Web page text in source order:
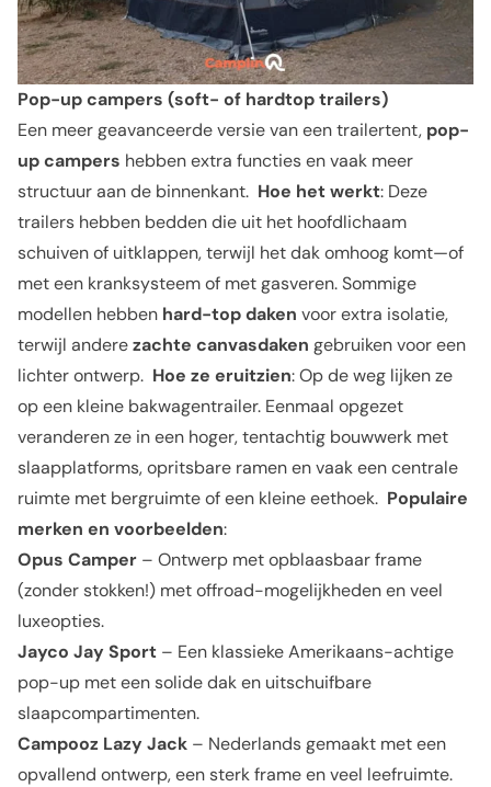
Pop-up campers (soft- of hardtop trailers)
Een meer geavanceerde versie van een trailertent, pop-
up campers hebben extra functies en vaak meer
structuur aan de binnenkant. Hoe het werkt: Deze
trailers hebben bedden die uit het hoofdlichaam
schuiven of uitklappen, terwijl het dak omhoog komt—of
met een kranksysteem of met gasveren. Sommige
modellen hebben hard-top daken voor extra isolatie,
terwijl anderezachte canvasdaken gebruiken voor een
lichter ontwerp. Hoe ze eruitzien: Op de weg lijken ze
op een kleine bakwagentrailer. Eenmaal opgezet
veranderen ze in een hoger, tentachtig bouwwerk met
slaapplatforms, opritsbare ramen en vaak een centrale
ruimte met bergruimte of een kleine eethoek. Populaire
merken en voorbeelden:
Opus Camper – Ontwerp met opblaasbaar frame
(zonder stokken!) met offroad-mogelijkheden en veel
luxeopties.
Jayco Jay Sport – Een klassieke Amerikaans-achtige
pop-up met een solide dak en uitschuifbare
slaapcompartimenten.
Campooz Lazy Jack – Nederlands gemaakt met een
opvallend ontwerp, een sterk frame en veel leefruimte.